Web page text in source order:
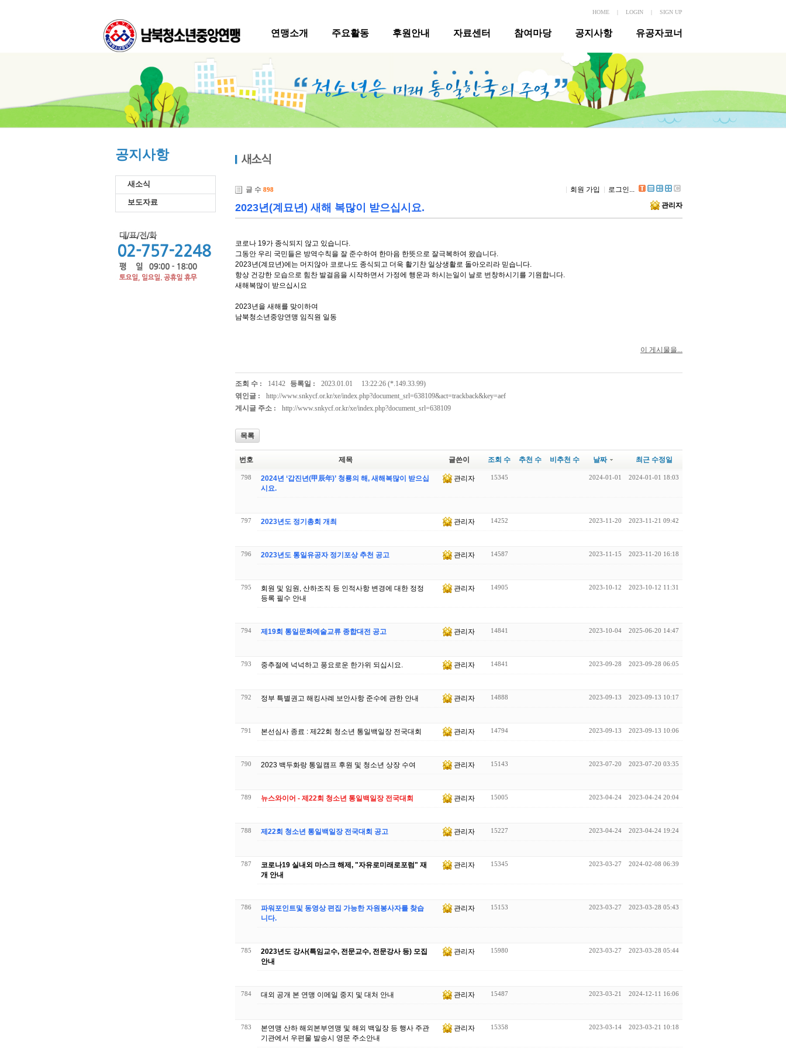
HOME | LOGIN | SIGN UP
연맹소개 주요활동 후원안내 자료센터 참여마당 공지사항 유공자코너
공지사항
새소식
보도자료
글 수 898 회원 가입 로그인...
2023년(계묘년) 새해 복많이 받으십시요. 관리자
코로나 19가 종식되지 않고 있습니다.
그동안 우리 국민들은 방역수칙을 잘 준수하여 한마음 한뜻으로 잘극복하여 왔습니다.
2023년(계묘년)에는 머지않아 코로나도 종식되고 더욱 활기찬 일상생활로 돌아오리라 믿습니다.
항상 건강한 모습으로 힘찬 발걸음을 시작하면서 가정에 행운과 하시는일이 날로 번창하시기를 기원합니다.
새해복많이 받으십시요
2023년을 새해를 맞이하여
남북청소년중앙연맹 임직원 일동
이 게시물을...
조회 수 : 14142 등록일 : 2023.01.01
13:22:26 (*.149.33.99)
엮인글 :
http://www.snkycf.or.kr/xe/index.php?document_srl=638109&act=trackback&key=aef
게시글 주소 :
http://www.snkycf.or.kr/xe/index.php?document_srl=638109
목록
번호 제목 글쓴이 조회 수 추천 수 비추천 수 날짜 최근 수정일
798
2024년 ‘갑진년(甲辰年)’ 청룡의 해, 새해복많이 받으십
시요.
관리자 15345 2024-01-01 2024-01-01 18:03
797 2023년도 정기총회 개최 관리자 14252 2023-11-20 2023-11-21 09:42
796 2023년도 통일유공자 정기포상 추천 공고 관리자 14587 2023-11-15 2023-11-20 16:18
795
회원 및 임원, 산하조직 등 인적사항 변경에 대한 정정
등록 필수 안내
관리자 14905 2023-10-12 2023-10-12 11:31
794 제19회 통일문화예술교류 종합대전 공고 관리자 14841 2023-10-04 2025-06-20 14:47
793 중추절에 넉넉하고 풍요로운 한가위 되십시요. 관리자 14841 2023-09-28 2023-09-28 06:05
792 정부 특별권고 해킹사례 보안사항 준수에 관한 안내 관리자 14888 2023-09-13 2023-09-13 10:17
791 본선심사 종료 : 제22회 청소년 통일백일장 전국대회 관리자 14794 2023-09-13 2023-09-13 10:06
790 2023 백두화랑 통일캠프 후원 및 청소년 상장 수여 관리자 15143 2023-07-20 2023-07-20 03:35
789 뉴스와이어 - 제22회 청소년 통일백일장 전국대회 관리자 15005 2023-04-24 2023-04-24 20:04
788 제22회 청소년 통일백일장 전국대회 공고 관리자 15227 2023-04-24 2023-04-24 19:24
787
코로나19 실내외 마스크 해제, "자유로미래로포럼" 재
개 안내
관리자 15345 2023-03-27 2024-02-08 06:39
786
파워포인트및 동영상 편집 가능한 자원봉사자를 찾습
니다.
관리자 15153 2023-03-27 2023-03-28 05:43
785
2023년도 강사(특임교수, 전문교수, 전문강사 등) 모집
안내
관리자 15980 2023-03-27 2023-03-28 05:44
784 대외 공개 본 연맹 이메일 중지 및 대처 안내 관리자 15487 2023-03-21 2024-12-11 16:06
783
본연맹 산하 해외본부연맹 및 해외 백일장 등 행사 주관
기관에서 우편물 발송시 영문 주소안내
관리자 15358 2023-03-14 2023-03-21 10:18